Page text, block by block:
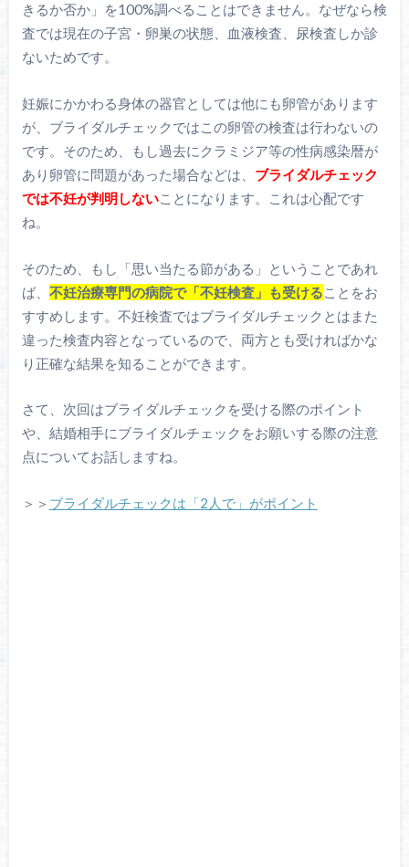
きるか否か」を100%調べることはできません。なぜなら検
査では現在の子宮・卵巣の状態、血液検査、尿検査しか診
ないためです。
妊娠にかかわる身体の器官としては他にも卵管があります
が、ブライダルチェックではこの卵管の検査は行わないの
です。そのため、もし過去にクラミジア等の性病感染暦が
あり卵管に問題があった場合などは、 ブライダルチェック
では不妊が判明しないことになります。これは心配です
ね。
そのため、もし「思い当たる節がある」ということであれ
ば、 不妊治療専門の病院で「不妊検査」も受ける ことをお
すすめします。不妊検査ではブライダルチェックとはまた
違った検査内容となっているので、両方とも受ければかな
り正確な結果を知ることができます。
さて、次回はブライダルチェックを受ける際のポイント
や、結婚相手にブライダルチェックをお願いする際の注意
点についてお話しますね。
＞＞ ブライダルチェックは「2人で」がポイント